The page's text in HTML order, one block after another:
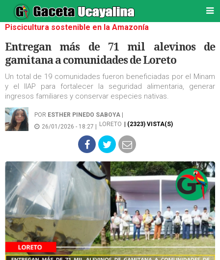
Piscicultura sostenible en la Amazonía
Entregan más de 71 mil alevinos de
gamitana a comunidades de Loreto
Un total de 19 comunidades fueron beneficiadas por el Minam
y el IIAP para fortalecer la seguridad alimentaria, generar
ingresos familiares y conservar especies nativas.
POR ESTHER PINEDO SABOYA
26/01/2026 - 18:27 |
LORETO | (2323) VISTA(S)